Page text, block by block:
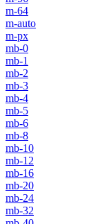
m-64
m-auto
m-px
mb-0
mb-1
mb-2
mb-3
mb-4
mb-5
mb-6
mb-8
mb-10
mb-12
mb-16
mb-20
mb-24
mb-32